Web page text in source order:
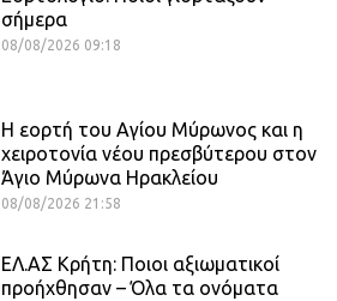
σήμερα
08/08/2026 09:18
Η εορτή του Αγίου Μύρωνος και η
χειροτονία νέου πρεσβύτερου στον
Άγιο Μύρωνα Ηρακλείου
08/08/2026 21:58
ΕΛ.ΑΣ Κρήτη: Ποιοι αξιωματικοί
προήχθησαν – Όλα τα ονόματα